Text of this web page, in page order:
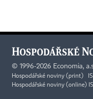
© 1996-2026 Economia,
Hospodářské noviny (print)
Hospodářské noviny (online)